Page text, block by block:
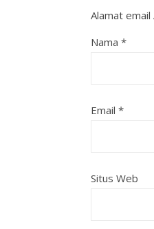
Alamat email
Nama *
Email *
Situs Web